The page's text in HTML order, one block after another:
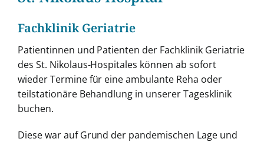
Fachklinik Geriatrie
Patientinnen und Patienten der Fachklinik Geriatrie
des St. Nikolaus-Hospitales können ab sofort
wieder Termine für eine ambulante Reha oder
teilstationäre Behandlung in unserer Tagesklinik
buchen.
Diese war auf Grund der pandemischen Lage und